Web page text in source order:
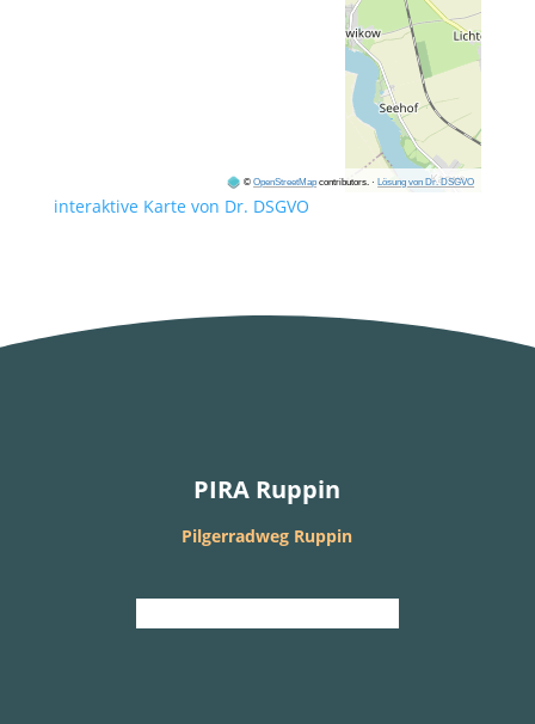
©OpenStreetMap contributors. · Lösung von Dr. DSGVO
interaktive Karte von Dr. DSGVO
PIRA Ruppin
Pilgerradweg Ruppin